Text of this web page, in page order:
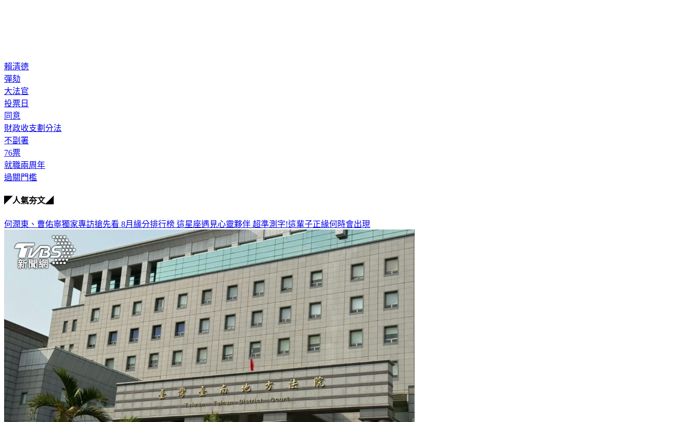
賴清德
彈劾
大法官
投票日
同意
財政收支劃分法
不副署
76票
就職兩周年
過關門檻
◤人氣夯文◢
何潤東、曹佑寧獨家專訪搶先看 8月緣分排行榜 這星座遇見心靈夥伴 超準測字!這輩子正緣何時會出現